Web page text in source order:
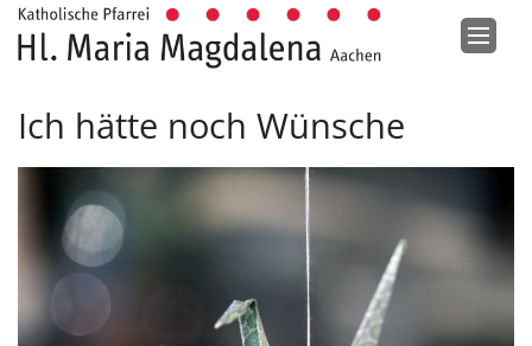
Zum Inhalt springen
Ich hätte noch Wünsche